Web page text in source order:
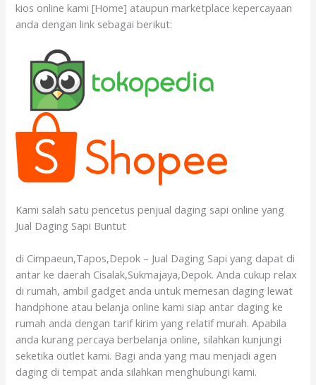
kios online kami [Home] ataupun marketplace kepercayaan
anda dengan link sebagai berikut:
Kami salah satu pencetus penjual daging sapi online yang
Jual Daging Sapi Buntut
di Cimpaeun,Tapos,Depok – Jual Daging Sapi yang dapat di
antar ke daerah Cisalak,Sukmajaya,Depok. Anda cukup relax
di rumah, ambil gadget anda untuk memesan daging lewat
handphone atau belanja online kami siap antar daging ke
rumah anda dengan tarif kirim yang relatif murah. Apabila
anda kurang percaya berbelanja online, silahkan kunjungi
seketika outlet kami. Bagi anda yang mau menjadi agen
daging di tempat anda silahkan menghubungi kami.